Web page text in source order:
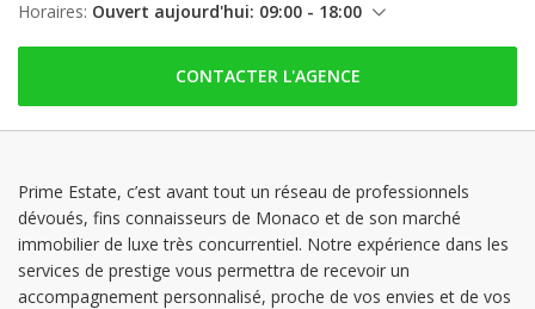
Horaires: Ouvert aujourd'hui: 09:00 - 18:00
vendredi: 09:00 - 18:00
samedi: Fermé
mardi: 09:00 - 18:00
mercredi: 09:00 - 18:00
jeudi: 09:00 - 18:00
CONTACTER L'AGENCE
Prime Estate, c’est avant tout un réseau de professionnels
dévoués, fins connaisseurs de Monaco et de son marché
immobilier de luxe très concurrentiel. Notre expérience dans les
services de prestige vous permettra de recevoir un
accompagnement personnalisé, proche de vos envies et de vos